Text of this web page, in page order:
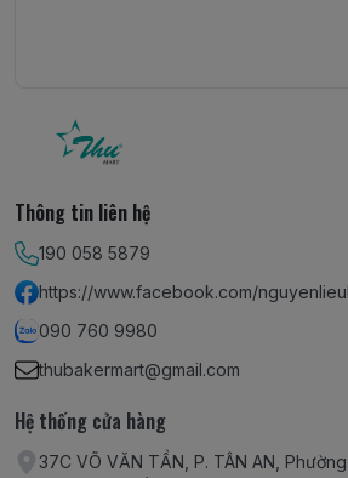
Thông tin liên hệ
190 058 5879
https://www.facebook.com/
090 760 9980
thubakermart@gmail.com
Hệ thống cửa hàng
37C VÕ VĂN TẦN, P. TÂN AN,